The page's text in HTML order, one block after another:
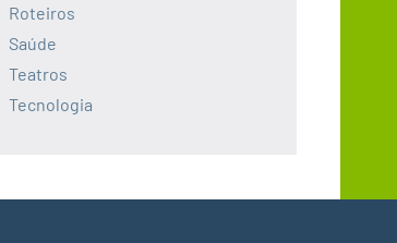
Roteiros
Saúde
Teatros
Tecnologia